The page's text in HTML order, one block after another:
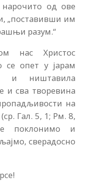
нарочито од ове
„поставивши им
разум.“
нас Христос
се опет у јарам
и ништавила
и сва творевина
на
Гал. 5, 1; Рм. 8,
поклонимо и
сверадосно